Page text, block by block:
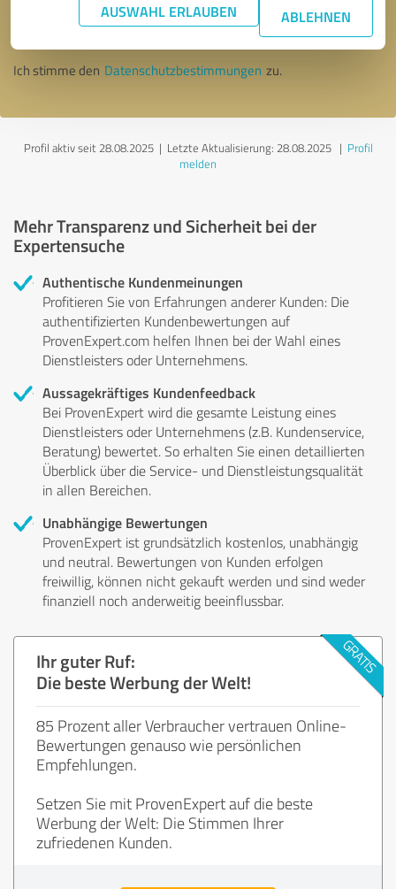
AUSWAHL ERLAUBEN ABLEHNEN
Nachricht senden
Ich stimme den Datenschutzbestimmungen zu.
Profil aktiv seit 28.08.2025 | Letzte Aktualisierung: 28.08.2025| Profil
melden
Mehr Transparenz und Sicherheit bei der
Expertensuche
Authentische Kundenmeinungen
Profitieren Sie von Erfahrungen anderer Kunden: Die
authentifizierten Kundenbewertungen auf
ProvenExpert.com helfen Ihnen bei der Wahl eines
Dienstleisters oder Unternehmens.
Aussagekräftiges Kundenfeedback
Bei ProvenExpert wird die gesamte Leistung eines
Dienstleisters oder Unternehmens (z.B. Kundenservice,
Beratung) bewertet. So erhalten Sie einen detaillierten
Überblick über die Service- und Dienstleistungsqualität
in allen Bereichen.
Unabhängige Bewertungen
ProvenExpert ist grundsätzlich kostenlos, unabhängig
und neutral. Bewertungen von Kunden erfolgen
freiwillig, können nicht gekauft werden und sind weder
finanziell noch anderweitig beeinflussbar.
Ihr guter Ruf:
Die beste Werbung der Welt!
85 Prozent aller Verbraucher vertrauen Online-
Bewertungen genauso wie persönlichen
Empfehlungen.
Setzen Sie mit ProvenExpert auf die beste
Werbung der Welt: Die Stimmen Ihrer
zufriedenen Kunden.